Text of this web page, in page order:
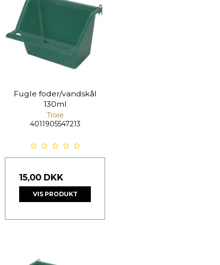
Fugle foder/vandskål
130ml
Trixie
4011905547213
15,00 DKK
VIS PRODUKT